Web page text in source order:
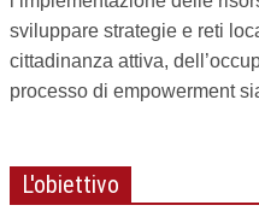
sviluppare strategie e reti
cittadinanza attiva,
processo di empowerment
L'obiettivo